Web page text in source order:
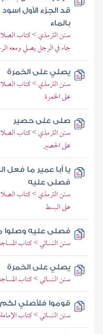
قد الجزء الأول
بالماء
سنن الترمذي > كتاب
جاء في الرجل يصلي ومعه
يصلي على الخمرة
سنن الترمذي > كتاب
على الخمرة
صلى على حصير
سنن الترمذي > كتاب
على الحصير
يا أبا عمير ما فعل
فصلى عليه
سنن الترمذي > كتاب
على البسط
فصلى عليه وصلوا
سنن النسائي > كتاب
يصلي على الخمرة
سنن النسائي > كتاب
قوموا فلأصلي لكم
سنن النسائي > كتاب الإمامة